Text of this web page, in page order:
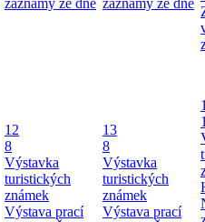
záznamy ze dne záznamy ze dne
12
8
Výstavka
turistických
známek
Výstava prací
13
8
Výstavka
turistických
známek
Výstava prací